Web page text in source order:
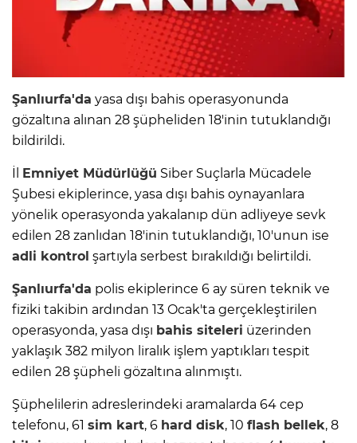
Şanlıurfa'da yasa dışı bahis operasyonunda
gözaltına alınan 28 şüpheliden 18'inin tutuklandığı
bildirildi.
İl Emniyet Müdürlüğü Siber Suçlarla Mücadele
Şubesi ekiplerince, yasa dışı bahis oynayanlara
yönelik operasyonda yakalanıp dün adliyeye sevk
edilen 28 zanlıdan 18'inin tutuklandığı, 10'unun ise
adli kontrol şartıyla serbest bırakıldığı belirtildi.
Şanlıurfa'da polis ekiplerince 6 ay süren teknik ve
fiziki takibin ardından 13 Ocak'ta gerçekleştirilen
operasyonda, yasa dışı bahis siteleri üzerinden
yaklaşık 382 milyon liralık işlem yaptıkları tespit
edilen 28 şüpheli gözaltına alınmıştı.
Şüphelilerin adreslerindeki aramalarda 64 cep
telefonu, 61 sim kart, 6 hard disk, 10 flash bellek, 8